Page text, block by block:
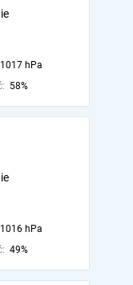
1017 hPa
58%
1016 hPa
49%